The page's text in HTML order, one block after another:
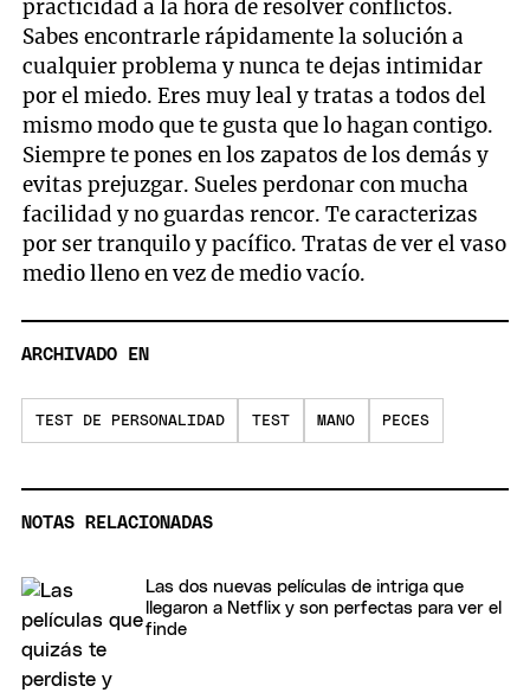
practicidad a la hora de resolver conflictos.
Sabes encontrarle rápidamente la solución a
cualquier problema y nunca te dejas intimidar
por el miedo. Eres muy leal y tratas a todos del
mismo modo que te gusta que lo hagan contigo.
Siempre te pones en los zapatos de los demás y
evitas prejuzgar. Sueles perdonar con mucha
facilidad y no guardas rencor. Te caracterizas
por ser tranquilo y pacífico. Tratas de ver el vaso
medio lleno en vez de medio vacío.
ARCHIVADO EN
TEST DE PERSONALIDAD TEST MANO PECES
NOTAS RELACIONADAS
Las dos nuevas películas de intriga que
llegaron a Netflix y son perfectas para ver el
finde